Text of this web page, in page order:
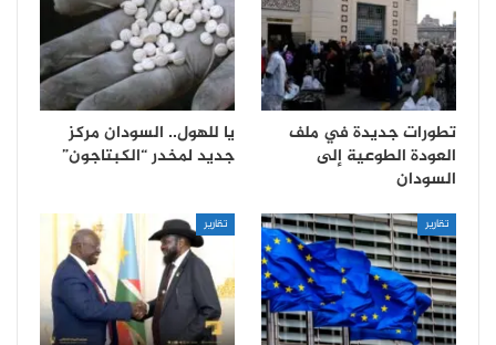
تطورات جديدة في ملف
العودة الطوعية إلى
السودان
يا للهول.. السودان مركز
جديد لمخدر “الكبتاجون”
تقارير تقارير